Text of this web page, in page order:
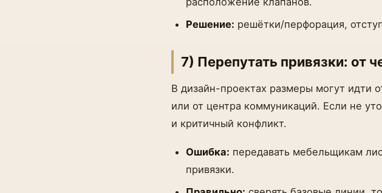
Решение: решётки/перфорация,
7) Перепутать привязки: от
В дизайн-проектах размеры могут идти
или от центра коммуникаций. Если не
и критичный конфликт.
Ошибка: передавать мебельщикам
привязки.